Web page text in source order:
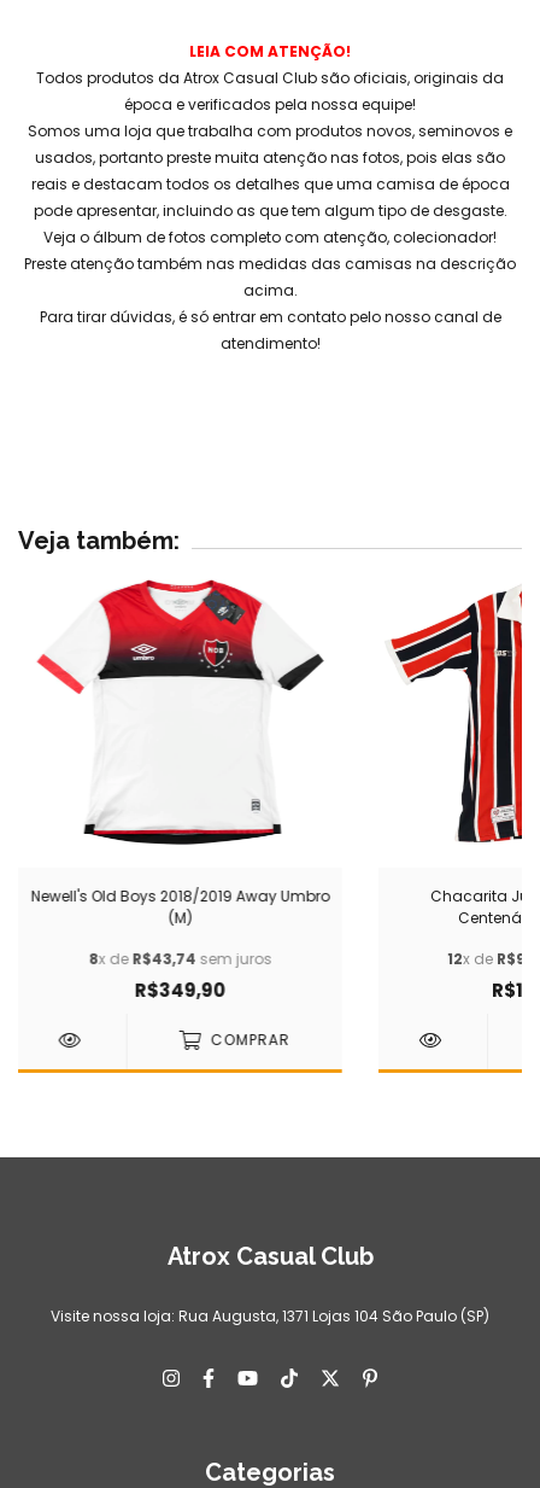
LEIA COM ATENÇÃO!
Todos produtos da Atrox Casual Club são oficiais, originais da
época e verificados pela nossa equipe!
Somos uma loja que trabalha com produtos novos, seminovos e
usados, portanto preste muita atenção nas fotos, pois elas são
reais e destacam todos os detalhes que uma camisa de época
pode apresentar, incluindo as que tem algum tipo de desgaste.
Veja o álbum de fotos completo com atenção, colecionador!
Preste atenção também nas medidas das camisas na descrição
acima.
Para tirar dúvidas, é só entrar em contato pelo nosso canal de
atendimento!
Veja também:
Newell's Old Boys 2018/2019 Away Umbro
(M)
8x deR$43,74 sem juros
R$349,90
COMPRAR
Chacarita
12x de
Atrox Casual Club
Visite nossa loja: Rua Augusta, 1371 Lojas 104 São Paulo (SP)
Categorias